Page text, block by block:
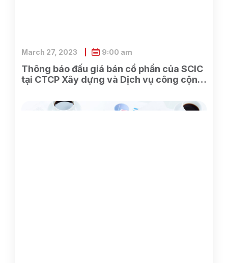
Thông báo đấu giá bán cổ phần của SCIC
tại CTCP Xây dựng và Dịch vụ công cộng
March 27, 2023 9:00 am